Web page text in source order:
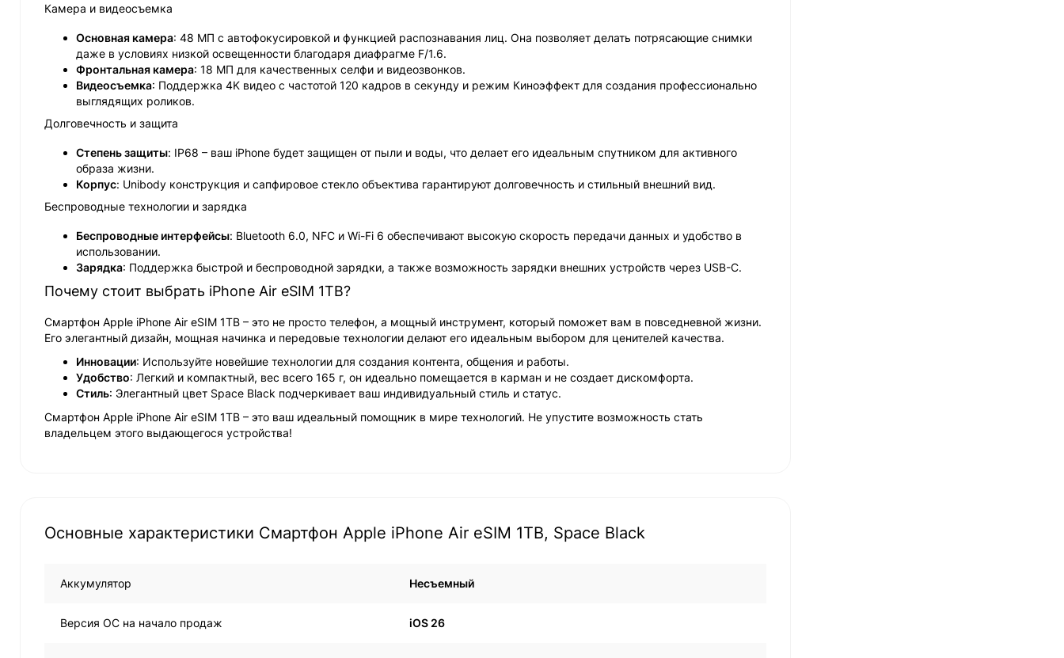
Камера и видеосъемка
Основная камера: 48 МП с автофокусировкой и функцией распознавания лиц. Она позволяет делать потрясающие снимки
даже в условиях низкой освещенности благодаря диафрагме F/1.6.
Фронтальная камера: 18 МП для качественных селфи и видеозвонков.
Видеосъемка: Поддержка 4K видео с частотой 120 кадров в секунду и режим Киноэффект для создания профессионально
выглядящих роликов.
Долговечность и защита
Степень защиты: IP68 – ваш iPhone будет защищен от пыли и воды, что делает его идеальным спутником для активного
образа жизни.
Корпус: Unibody конструкция и сапфировое стекло объектива гарантируют долговечность и стильный внешний вид.
Беспроводные технологии и зарядка
Беспроводные интерфейсы: Bluetooth 6.0, NFC и Wi-Fi 6 обеспечивают высокую скорость передачи данных и удобство в
использовании.
Зарядка: Поддержка быстрой и беспроводной зарядки, а также возможность зарядки внешних устройств через USB-C.
Почему стоит выбрать iPhone Air eSIM 1TB?
Смартфон Apple iPhone Air eSIM 1TB – это не просто телефон, а мощный инструмент, который поможет вам в повседневной жизни.
Его элегантный дизайн, мощная начинка и передовые технологии делают его идеальным выбором для ценителей качества.
Инновации: Используйте новейшие технологии для создания контента, общения и работы.
Удобство: Легкий и компактный, вес всего 165 г, он идеально помещается в карман и не создает дискомфорта.
Стиль: Элегантный цвет Space Black подчеркивает ваш индивидуальный стиль и статус.
Смартфон Apple iPhone Air eSIM 1TB – это ваш идеальный помощник в мире технологий. Не упустите возможность стать
владельцем этого выдающегося устройства!
Основные характеристики Смартфон Apple iPhone Air eSIM 1TB, Space Black
Аккумулятор Несъемный
Версия ОС на начало продаж iOS 26